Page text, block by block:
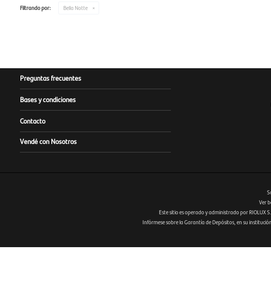
Filtrando por: Bella Notte
Preguntas frecuentes
Bases y condiciones
Contacto
Vendé con Nosotros
Ver
Este sitio es operado y administrado por RIOLUX
Infórmese sobre la Garantía de Depósitos, en su